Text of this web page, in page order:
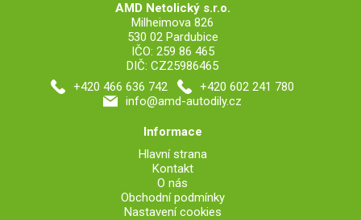
AMD Netolický s.r.o.
Milheimova 826
530 02 Pardubice
IČO: 259 86 465
DIČ: CZ25986465
+420 466 636 742
+420 602 241 780
info@amd-autodily.cz
Informace
Hlavní strana
Kontakt
O nás
Obchodní podmínky
Nastavení cookies